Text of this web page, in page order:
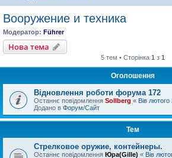
Вооружение и техника
Модератор: Führer
Нова тема
5 тем • Сторінка 1 з 1
Оголошення
Відновлення роботи форума 172
Останнє повідомлення Sollberg « Вів
Додано в Форум/Сайт
Тем
Стрелковое оружие, контейнеры.
Останнє повідомлення Юра(Gille) « Вів